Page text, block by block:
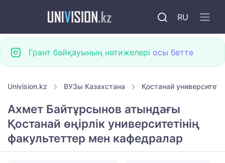
RU
Грант байқауының нәтижелері осы бетте
Univision.kz ВУЗы Казахстана Қостанай
Ахмет Байтұрсынов атындағы
Қостанай өңірлік университетінің
факультеттер мен кафедралар